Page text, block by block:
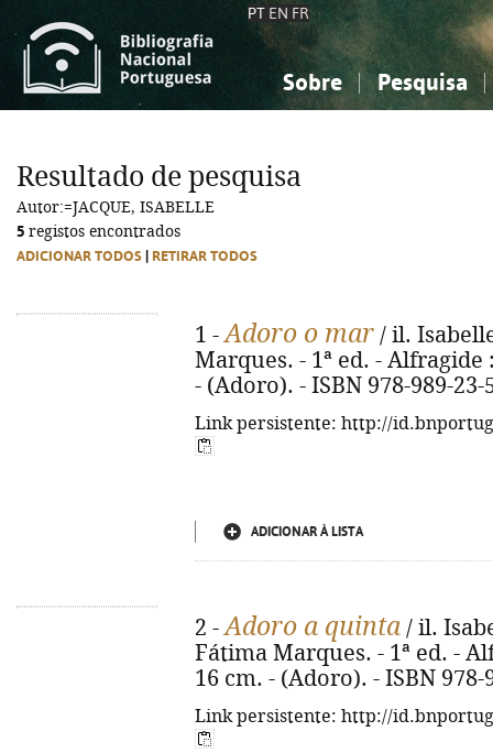
PT EN FR
Sobre Pesquisa
Ciências sociais...
Ciências sociais...
Resultado de pesquisa
Autor:=JACQUE, ISABELLE
5 registos encontrados
ADICIONAR TODOS RETIRAR TODOS
1 -Adoro o mar / il.
Marques. - 1ª ed. - Alfragide
- (Adoro). - ISBN 978-989-23-
Link persistente: http://
ADICIONAR À LISTA
2 -Adoro a quinta / il.
Fátima Marques. - 1ª ed. -
16 cm. - (Adoro). - ISBN 978-
Link persistente: http://